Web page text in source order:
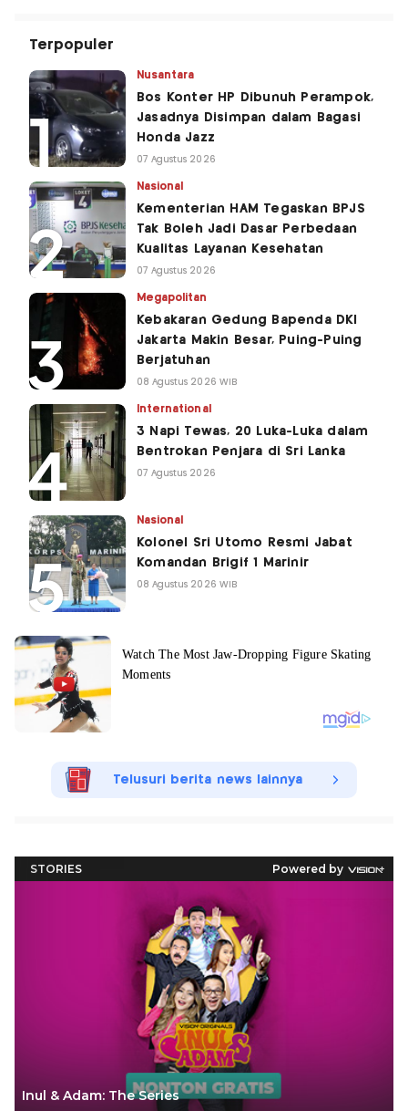
Terpopuler
Nusantara
Bos Konter HP Dibunuh Perampok,
Jasadnya Disimpan dalam Bagasi
Honda Jazz
07 Agustus 2026
Nasional
Kementerian HAM Tegaskan BPJS
Tak Boleh Jadi Dasar Perbedaan
Kualitas Layanan Kesehatan
07 Agustus 2026
Megapolitan
Kebakaran Gedung Bapenda DKI
Jakarta Makin Besar, Puing-Puing
Berjatuhan
08 Agustus 2026 WIB
International
3 Napi Tewas, 20 Luka-Luka dalam
Bentrokan Penjara di Sri Lanka
07 Agustus 2026
Nasional
Kolonel Sri Utomo Resmi Jabat
Komandan Brigif 1 Marinir
08 Agustus 2026 WIB
Telusuri berita news lainnya